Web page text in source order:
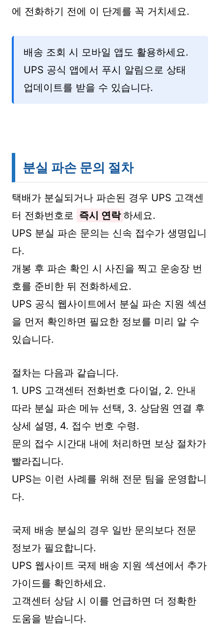
에 전화하기 전에 이 단계를 꼭 거치세요.
배송 조회 시 모바일 앱도 활용하세요.
UPS 공식 앱에서 푸시 알림으로 상태
업데이트를 받을 수 있습니다.
분실 파손 문의 절차
택배가 분실되거나 파손된 경우 UPS 고객센
터 전화번호로 즉시 연락 하세요.
UPS 분실 파손 문의는 신속 접수가 생명입니
다.
개봉 후 파손 확인 시 사진을 찍고 운송장 번
호를 준비한 뒤 전화하세요.
UPS 공식 웹사이트에서 분실 파손 지원 섹션
을 먼저 확인하면 필요한 정보를 미리 알 수
있습니다.
절차는 다음과 같습니다.
1. UPS 고객센터 전화번호 다이얼, 2. 안내
따라 분실 파손 메뉴 선택, 3. 상담원 연결 후
상세 설명, 4. 접수 번호 수령.
문의 접수 시간대 내에 처리하면 보상 절차가
빨라집니다.
UPS는 이런 사례를 위해 전문 팀을 운영합니
다.
국제 배송 분실의 경우 일반 문의보다 전문
정보가 필요합니다.
UPS 웹사이트 국제 배송 지원 섹션에서 추가
가이드를 확인하세요.
고객센터 상담 시 이를 언급하면 더 정확한
도움을 받습니다.